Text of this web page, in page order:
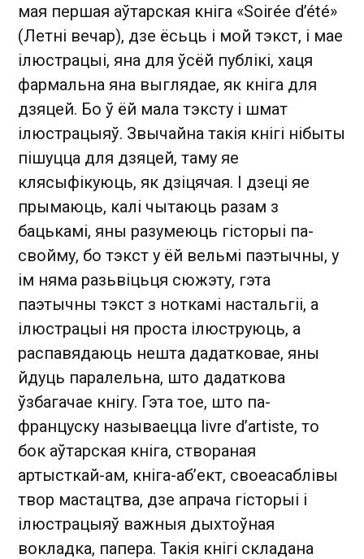
мая першая аўтарская кніга «Soirée d’été»
(Летні вечар), дзе ёсьць і мой тэкст, і мае
ілюстрацыі, яна для ўсёй публікі, хаця
фармальна яна выглядае, як кніга для
дзяцей. Бо ў ёй мала тэксту і шмат
ілюстрацыяў. Звычайна такія кнігі нібыты
пішуцца для дзяцей, таму яе
клясыфікуюць, як дзіцячая. І дзеці яе
прымаюць, калі чытаюць разам з
бацькамі, яны разумеюць гісторыі па-
свойму, бо тэкст у ёй вельмі паэтычны, у
ім няма разьвіцьця сюжэту, гэта
паэтычны тэкст з ноткамі настальгіі, а
ілюстрацыі ня проста ілюструюць, а
распавядаюць нешта дадатковае, яны
йдуць паралельна, што дадаткова
ўзбагачае кнігу. Гэта тое, што па-
француску называецца livre d’artiste, то
бок аўтарская кніга, створаная
артысткай-ам, кніга-аб’ект, своеасаблівы
твор мастацтва, дзе апрача гісторыі і
ілюстрацыяў важныя дыхтоўная
вокладка, папера. Такія кнігі складана